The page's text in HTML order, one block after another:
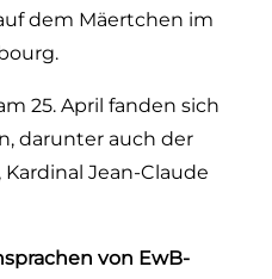
dem Mäertchen im
25. April fanden sich
darunter auch der
Jean-Claude
von EwB-